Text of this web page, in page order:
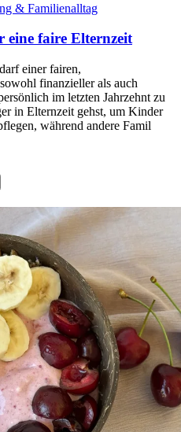
& Familienalltag
eine faire Elternzeit
einer fairen,
finanzieller als auch
im letzten Jahrzehnt zu
in Elternzeit gehst, um Kinder
während andere Famil